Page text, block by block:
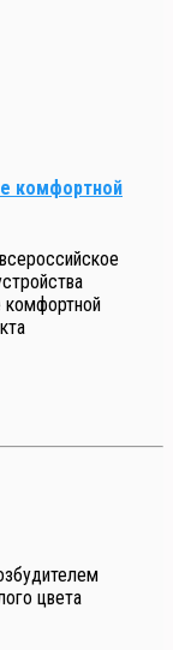
комфортной
комфортной
цвета